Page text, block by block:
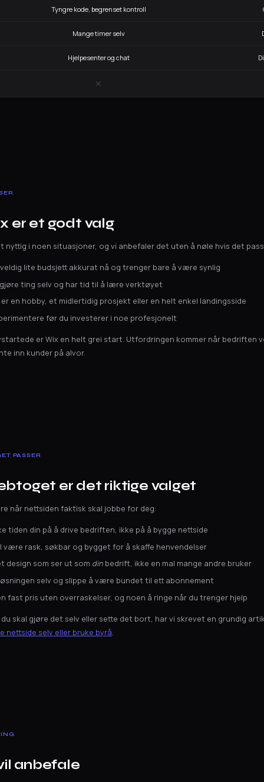
Tyngre kode, begrenset kontroll
Mange timer selv
Hjelpesenter og chat
✕
er et godt valg
nyttig i noen situasjoner, og vi anbefaler det uten å nøle hvis det
lite budsjett akkurat nå og trenger bare å være synlig
gjøre ting selv og har tid til å lære verktøyet
en hobby, et midlertidig prosjekt eller en helt enkel landingsside
før du investerer i noe profesjonelt
er Wix en helt grei start. Utfordringen kommer når bedriften
inn kunder på alvor.
PASSER
er det riktige valget
når nettsiden faktisk skal jobbe for deg:
tiden din på å drive bedriften, ikke på å bygge nettside
være rask, søkbar og bygget for å skaffe henvendelser
design som ser ut som din bedrift, ikke en mal mange andre bruker
selv og slippe å være bundet til ett abonnement
fast pris uten overraskelser, og noen å ringe når du trenger hjelp
du skal gjøre det selv eller sette det bort, har vi skrevet en grundig
nettside selv eller bruke byrå.
anbefale